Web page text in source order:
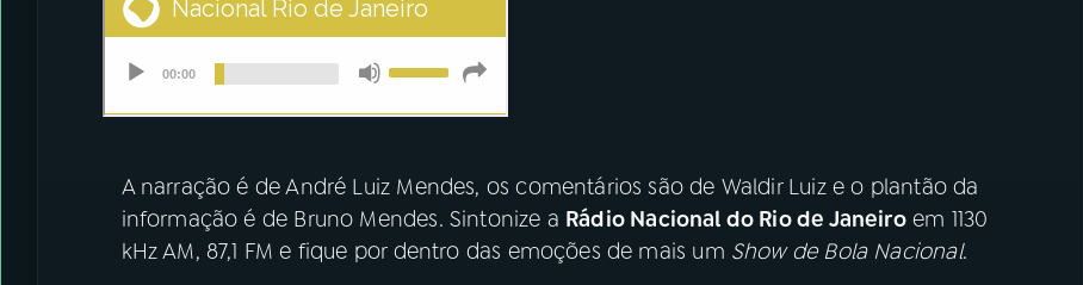
A narração é de André Luiz Mendes, os comentários são de Waldir Luiz e o plantão da
informação é de Bruno Mendes. Sintonize a Rádio Nacional do Rio de Janeiroem 1130
kHz AM, 87,1 FM e fique por dentro das emoções de mais um Show de Bola Nacional.